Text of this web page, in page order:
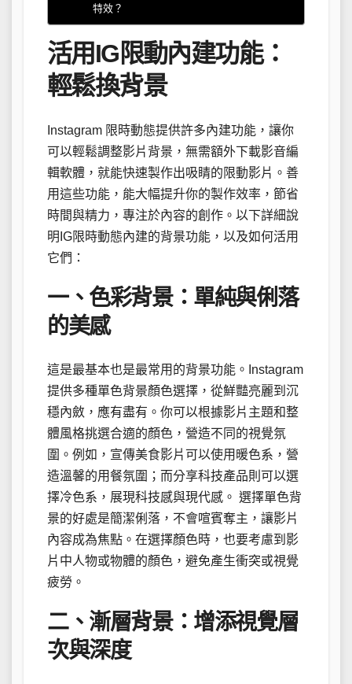
特效？
活用IG限動內建功能：
輕鬆換背景
Instagram 限時動態提供許多內建功能，讓你
可以輕鬆調整影片背景，無需額外下載影音編
輯軟體，就能快速製作出吸睛的限動影片。善
用這些功能，能大幅提升你的製作效率，節省
時間與精力，專注於內容的創作。以下詳細說
明IG限時動態內建的背景功能，以及如何活用
它們：
一、色彩背景：單純與俐落
的美感
這是最基本也是最常用的背景功能。Instagram
提供多種單色背景顏色選擇，從鮮豔亮麗到沉
穩內斂，應有盡有。你可以根據影片主題和整
體風格挑選合適的顏色，營造不同的視覺氛
圍。例如，宣傳美食影片可以使用暖色系，營
造溫馨的用餐氛圍；而分享科技產品則可以選
擇冷色系，展現科技感與現代感。 選擇單色背
景的好處是簡潔俐落，不會喧賓奪主，讓影片
內容成為焦點。在選擇顏色時，也要考慮到影
片中人物或物體的顏色，避免產生衝突或視覺
疲勞。
二、漸層背景：增添視覺層
次與深度